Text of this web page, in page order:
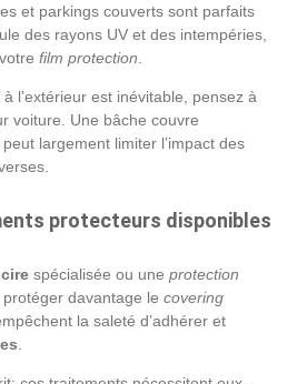
et parkings couverts sont parfaits
des rayons UV et des intempéries,
film protection
l’extérieur est inévitable, pensez à
voiture. Une bâche couvre
largement limiter l’impact des
protecteurs disponibles
cire spécialisée ou une protection
davantage le covering
la saleté d’adhérer et